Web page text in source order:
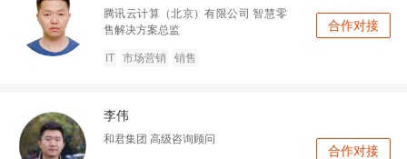
腾讯云计算（北京）有限公司 智慧零
售解决方案总监
IT 市场营销 销售
合作对接
李伟
和君集团 高级咨询顾问
合作对接